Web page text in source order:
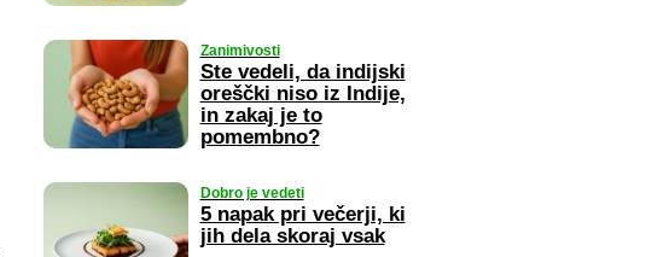
Zanimivosti
Ste vedeli, da indijski
oreščki niso iz Indije,
in zakaj je to
pomembno?
Dobro je vedeti
5 napak pri večerji, ki
jih dela skoraj vsak